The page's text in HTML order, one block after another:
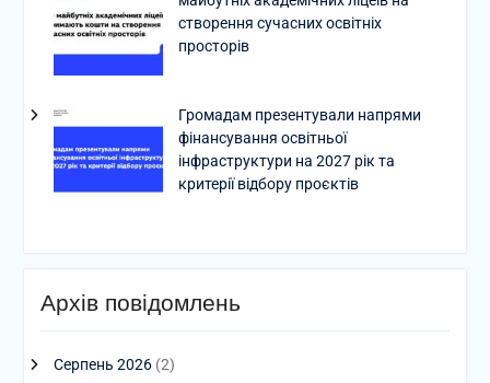
створення сучасних освітніх
просторів
Громадам презентували напрями
фінансування освітньої
інфраструктури на 2027 рік та
критерії відбору проєктів
Архів повідомлень
Серпень 2026(2)